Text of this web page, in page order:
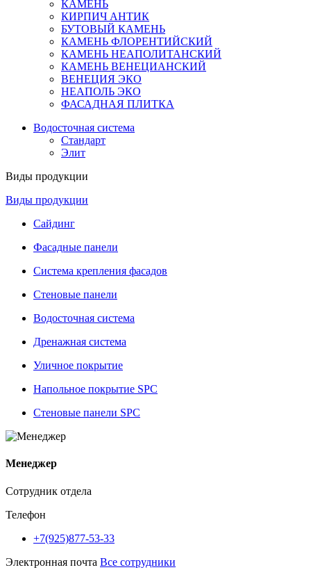
КАМЕНЬ
КИРПИЧ АНТИК
БУТОВЫЙ КАМЕНЬ
КАМЕНЬ ФЛОРЕНТИЙСКИЙ
КАМЕНЬ НЕАПОЛИТАНСКИЙ
КАМЕНЬ ВЕНЕЦИАНСКИЙ
ВЕНЕЦИЯ ЭКО
НЕАПОЛЬ ЭКО
ФАСАДНАЯ ПЛИТКА
Водосточная система
Стандарт
Элит
Виды продукции
Виды продукции
Сайдинг
Фасадные панели
Система крепления фасадов
Стеновые панели
Водосточная система
Дренажная система
Уличное покрытие
Напольное покрытие SPC
Стеновые панели SPC
Менеджер
Сотрудник отдела
Телефон
+7(925)877-53-33
Электронная почта Все сотрудники